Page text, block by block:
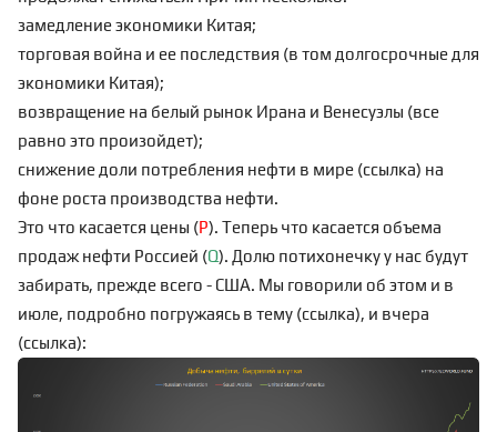
замедление экономики Китая;
торговая война и ее последствия (в том долгосрочные для
экономики Китая);
возвращение на белый рынок Ирана и Венесуэлы (все
равно это произойдет);
снижение доли потребления нефти в мире (ссылка) на
фоне роста производства нефти.
Это что касается цены (P). Теперь что касается объема
продаж нефти Россией (Q). Долю потихонечку у нас будут
забирать, прежде всего - США. Мы говорили об этом и в
июле, подробно погружаясь в тему (ссылка), и вчера
(ссылка):